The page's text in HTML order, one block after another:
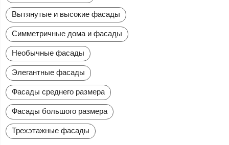
Вытянутые и высокие фасады
Симметричные дома и фасады
Необычные фасады
Элегантные фасады
Фасады среднего размера
Фасады большого размера
Трехэтажные фасады